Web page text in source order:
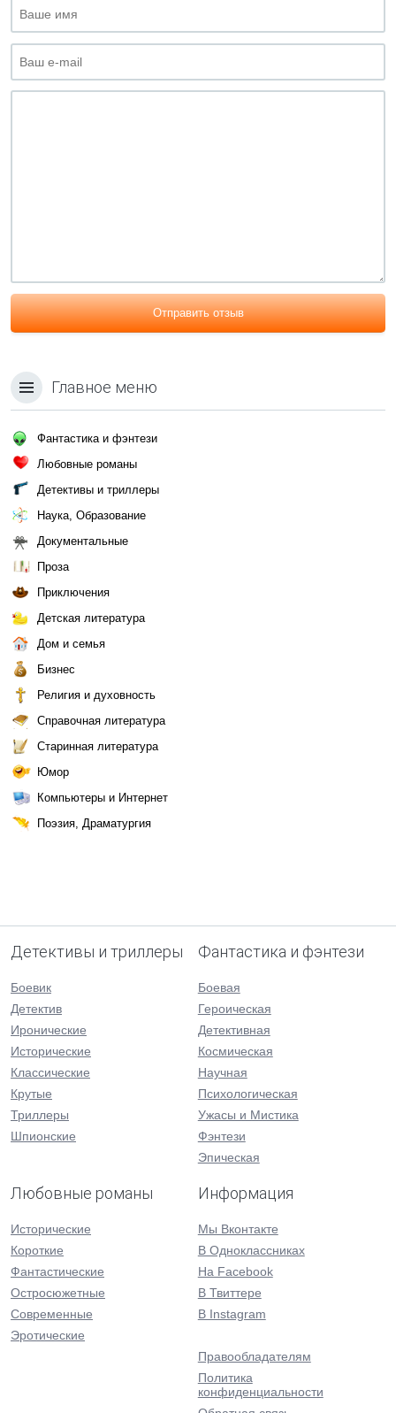
Отправить отзыв
Главное меню
Фантастика и фэнтези
Любовные романы
Детективы и триллеры
Наука, Образование
Документальные
Проза
Приключения
Детская литература
Дом и семья
Бизнес
Религия и духовность
Справочная литература
Старинная литература
Юмор
Компьютеры и Интернет
Поэзия, Драматургия
Детективы и триллеры
Боевик
Детектив
Иронические
Исторические
Классические
Крутые
Триллеры
Шпионские
Фантастика и фэнтези
Боевая
Героическая
Детективная
Космическая
Научная
Психологическая
Ужасы и Мистика
Фэнтези
Эпическая
Любовные романы
Исторические
Короткие
Фантастические
Остросюжетные
Современные
Эротические
Информация
Мы Вконтакте
В Одноклассниках
На Facebook
В Твиттере
В Instagram
Правообладателям
Политика
конфиденциальности